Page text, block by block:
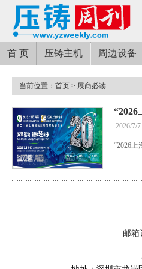
首 页 压铸主机 周边设备
当前位置： 首页 > 展商必读
2026/7/7
“2026
邮箱